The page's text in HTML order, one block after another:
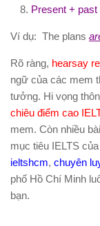
Present +
Ví dụ: The plans
Rõ ràng, hearsay
ngữ của các mem
tưởng. Hi vọng
chiêu điểm cao
mem. Còn nhiều
mục tiêu IELTS
ieltshcm, chuyên
phố Hồ Chí Minh
bạn.